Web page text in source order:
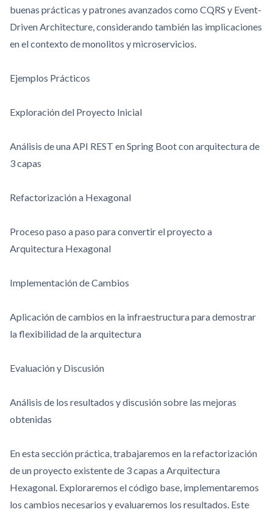
buenas prácticas y patrones avanzados como CQRS y Event-
Driven Architecture, considerando también las implicaciones
en el contexto de monolitos y microservicios.
Ejemplos Prácticos
Exploración del Proyecto Inicial
Análisis de una API REST en Spring Boot con arquitectura de
3 capas
Refactorización a Hexagonal
Proceso paso a paso para convertir el proyecto a
Arquitectura Hexagonal
Implementación de Cambios
Aplicación de cambios en la infraestructura para demostrar
la flexibilidad de la arquitectura
Evaluación y Discusión
Análisis de los resultados y discusión sobre las mejoras
obtenidas
En esta sección práctica, trabajaremos en la refactorización
de un proyecto existente de 3 capas a Arquitectura
Hexagonal. Exploraremos el código base, implementaremos
los cambios necesarios y evaluaremos los resultados. Este